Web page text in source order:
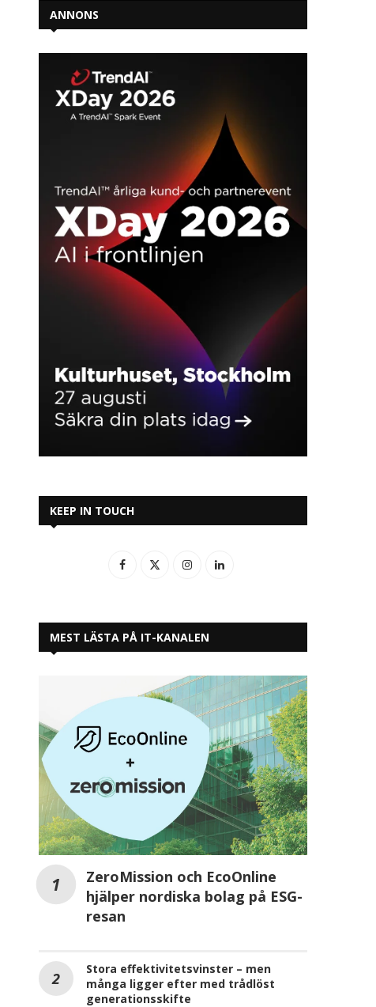
ANNONS
KEEP IN TOUCH
MEST LÄSTA PÅ IT-KANALEN
ZeroMission och EcoOnline
hjälper nordiska bolag på ESG-
resan
Stora effektivitetsvinster – men
många ligger efter med trådlöst
generationsskifte